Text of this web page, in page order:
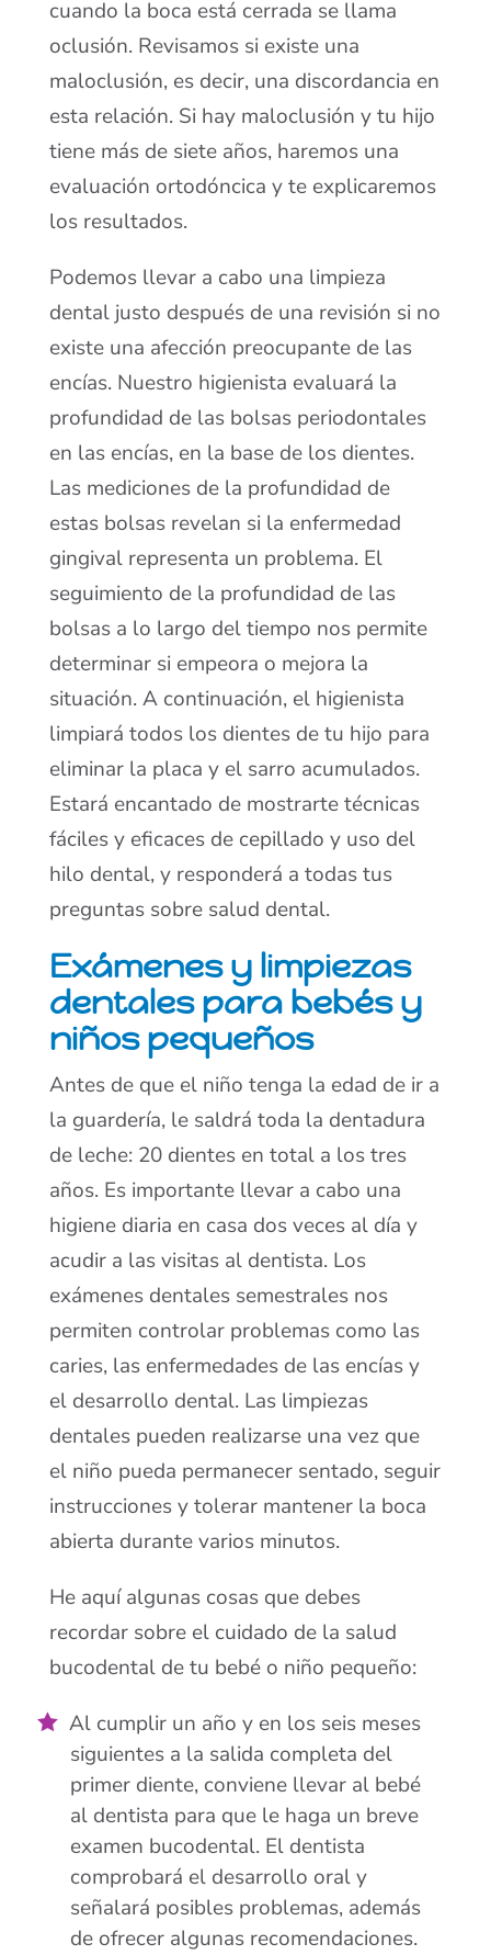
cuando la boca está cerrada se llama
oclusión. Revisamos si existe una
maloclusión, es decir, una discordancia en
esta relación. Si hay maloclusión y tu hijo
tiene más de siete años, haremos una
evaluación ortodóncica y te explicaremos
los resultados.
Podemos llevar a cabo una limpieza
dental justo después de una revisión si no
existe una afección preocupante de las
encías. Nuestro higienista evaluará la
profundidad de las bolsas periodontales
en las encías, en la base de los dientes.
Las mediciones de la profundidad de
estas bolsas revelan si la enfermedad
gingival representa un problema. El
seguimiento de la profundidad de las
bolsas a lo largo del tiempo nos permite
determinar si empeora o mejora la
situación. A continuación, el higienista
limpiará todos los dientes de tu hijo para
eliminar la placa y el sarro acumulados.
Estará encantado de mostrarte técnicas
fáciles y eficaces de cepillado y uso del
hilo dental, y responderá a todas tus
preguntas sobre salud dental.
Exámenes y limpiezas
dentales para bebés y
niños pequeños
Antes de que el niño tenga la edad de ir a
la guardería, le saldrá toda la dentadura
de leche: 20 dientes en total a los tres
años. Es importante llevar a cabo una
higiene diaria en casa dos veces al día y
acudir a las visitas al dentista. Los
exámenes dentales semestrales nos
permiten controlar problemas como las
caries, las enfermedades de las encías y
el desarrollo dental. Las limpiezas
dentales pueden realizarse una vez que
el niño pueda permanecer sentado, seguir
instrucciones y tolerar mantener la boca
abierta durante varios minutos.
He aquí algunas cosas que debes
recordar sobre el cuidado de la salud
bucodental de tu bebé o niño pequeño:
Al cumplir un año y en los seis meses
siguientes a la salida completa del
primer diente, conviene llevar al bebé
al dentista para que le haga un breve
examen bucodental. El dentista
comprobará el desarrollo oral y
señalará posibles problemas, además
de ofrecer algunas recomendaciones.